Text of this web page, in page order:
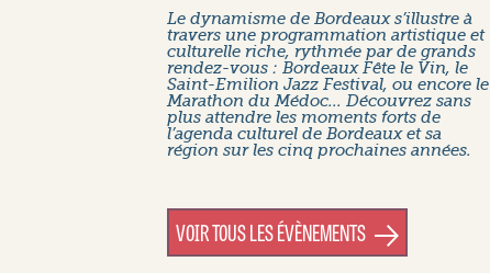
Le dynamisme de Bordeaux s’illustre à
travers une programmation artistique et
culturelle riche, rythmée par de grands
rendez-vous : Bordeaux Fête le Vin, le
Saint-Emilion Jazz Festival, ou encore le
Marathon du Médoc... Découvrez sans
plus attendre les moments forts de
l’agenda culturel de Bordeaux et sa
région sur les cinq prochaines années.
VOIR TOUS LES ÉVÈNEMENTS